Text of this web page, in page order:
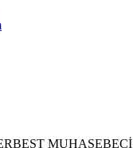
MUHASEBECİ